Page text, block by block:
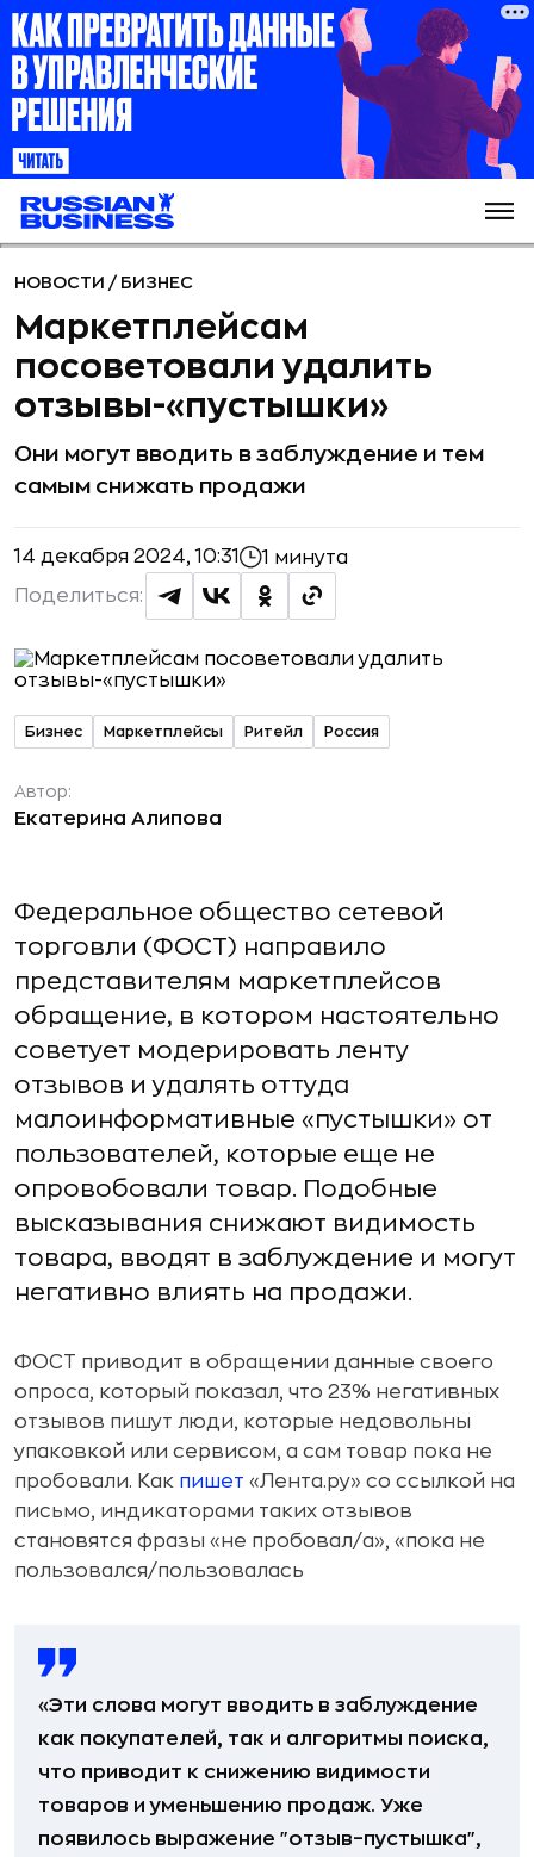
НОВОСТИ / БИЗНЕС
Маркетплейсам
посоветовали удалить
отзывы-«пустышки»
Они могут вводить в заблуждение и тем
самым снижать продажи
14 декабря 2024, 10:31 1 минута
Поделиться:
Бизнес Маркетплейсы Ритейл Россия
Автор:
Екатерина Алипова
Федеральное общество сетевой
торговли (ФОСТ) направило
представителям маркетплейсов
обращение, в котором настоятельно
советует модерировать ленту
отзывов и удалять оттуда
малоинформативные «пустышки» от
пользователей, которые еще не
опровобовали товар. Подобные
высказывания снижают видимость
товара, вводят в заблуждение и могут
негативно влиять на продажи.
ФОСТ приводит в обращении данные своего
опроса, который показал, что 23% негативных
отзывов пишут люди, которые недовольны
упаковкой или сервисом, а сам товар пока не
пробовали. Как пишет «Лента.ру» со ссылкой на
письмо, индикаторами таких отзывов
становятся фразы «не пробовал/а», «пока не
пользовался/пользовалась
«Эти слова могут вводить в заблуждение
как покупателей, так и алгоритмы поиска,
что приводит к снижению видимости
товаров и уменьшению продаж. Уже
появилось выражение "отзыв–пустышка",